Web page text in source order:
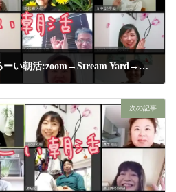
【開催報告】第148回ゆるーい朝活:zoom→Stream Yard→Facebookライブ配信
次の記事